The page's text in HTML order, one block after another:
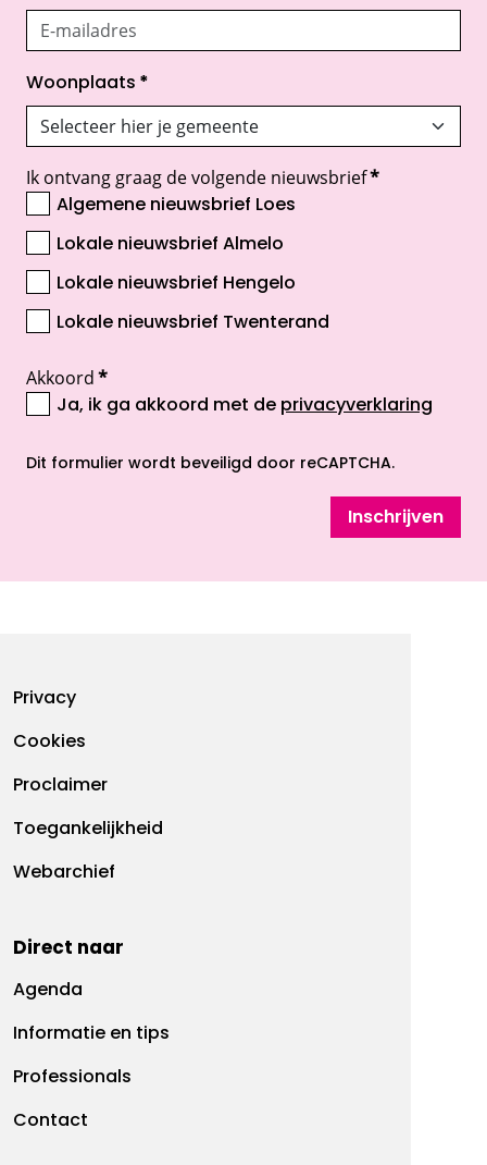
Woonplaats *
Ik ontvang graag de volgende nieuwsbrief*
Algemene nieuwsbrief Loes
Lokale nieuwsbrief Almelo
Lokale nieuwsbrief Hengelo
Lokale nieuwsbrief Twenterand
Akkoord*
Ja, ik ga akkoord met de privacyverklaring
Dit formulier wordt beveiligd door reCAPTCHA.
Inschrijven
Footermenu
Privacy
Cookies
Proclaimer
Toegankelijkheid
Webarchief
Direct naar
Agenda
Informatie en tips
Professionals
Contact